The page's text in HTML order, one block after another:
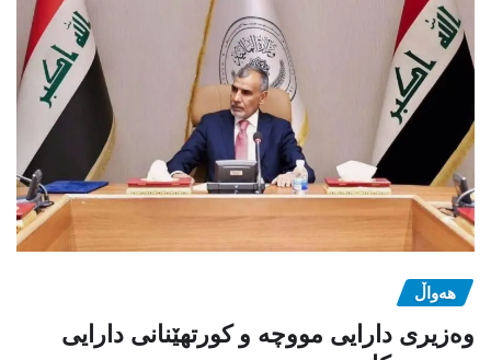
هەواڵ
وەزیری دارایی مووچە و کورتهێنانی دارایی